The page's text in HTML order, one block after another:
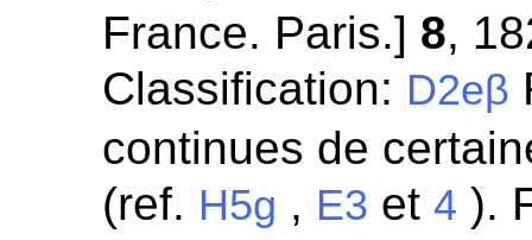
France. Paris.] 8,
Classification: D2eβ
continues de
(ref. H5g , E3 et4 ).